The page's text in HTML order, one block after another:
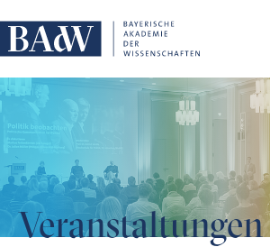
Veranstaltungen